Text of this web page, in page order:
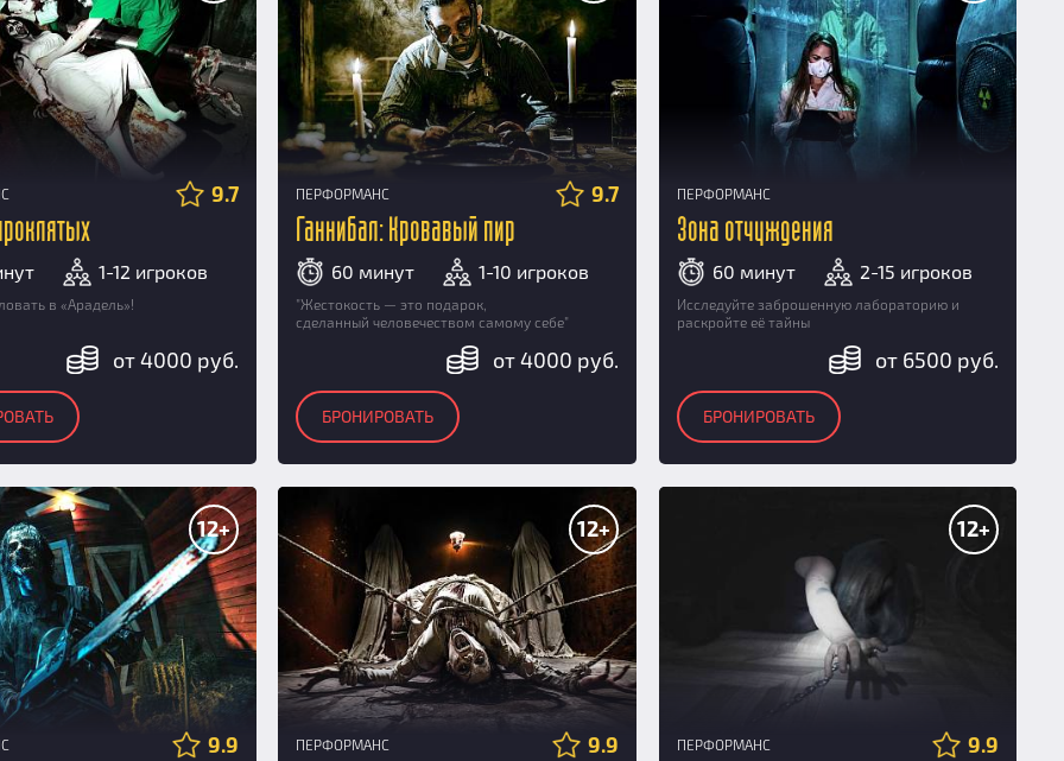
9.7
1-12 игроков
в «Арадель»!
от 4000 руб.
ПЕРФОРМАНС 9.7
Ганнибал: Кровавый пир
60 минут 1-10 игроков
"Жестокость — это подарок,
сделанный человечеством самому себе"
от 4000 руб.
БРОНИРОВАТЬ
ПЕРФОРМАНС
Зона отчуждения
60 минут 2-15 игроков
Исследуйте заброшенную лабораторию и
раскройте её тайны
от 6500 руб.
БРОНИРОВАТЬ
12+
9.9
12+
ПЕРФОРМАНС 9.9
12+
ПЕРФОРМАНС 9.9